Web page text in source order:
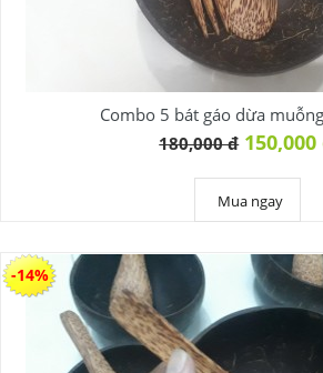
Combo 5 bát gáo dừa
180,000 đ 150,000
Mua ngay
-14%